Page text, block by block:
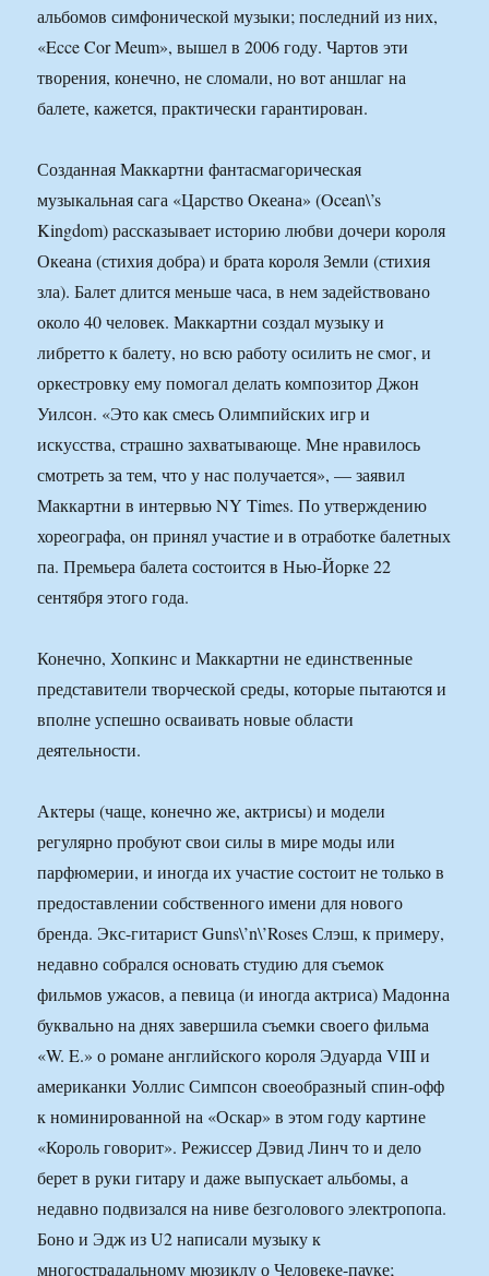
альбомов симфонической музыки; последний из них,
«Ecce Cor Meum», вышел в 2006 году. Чартов эти
творения, конечно, не сломали, но вот аншлаг на
балете, кажется, практически гарантирован.
Созданная Маккартни фантасмагорическая
музыкальная сага «Царство Океана» (Ocean\’s
Kingdom) рассказывает историю любви дочери короля
Океана (стихия добра) и брата короля Земли (стихия
зла). Балет длится меньше часа, в нем задействовано
около 40 человек. Маккартни создал музыку и
либретто к балету, но всю работу осилить не смог, и
оркестровку ему помогал делать композитор Джон
Уилсон. «Это как смесь Олимпийских игр и
искусства, страшно захватывающе. Мне нравилось
смотреть за тем, что у нас получается», — заявил
Маккартни в интервью NY Times. По утверждению
хореографа, он принял участие и в отработке балетных
па. Премьера балета состоится в Нью-Йорке 22
сентября этого года.
Конечно, Хопкинс и Маккартни не единственные
представители творческой среды, которые пытаются и
вполне успешно осваивать новые области
деятельности.
Актеры (чаще, конечно же, актрисы) и модели
регулярно пробуют свои силы в мире моды или
парфюмерии, и иногда их участие состоит не только в
предоставлении собственного имени для нового
бренда. Экс-гитарист Guns\’n\’Roses Слэш, к примеру,
недавно собрался основать студию для съемок
фильмов ужасов, а певица (и иногда актриса) Мадонна
буквально на днях завершила съемки своего фильма
«W. E.» о романе английского короля Эдуарда VIII и
американки Уоллис Симпсон своеобразный спин-офф
к номинированной на «Оскар» в этом году картине
«Король говорит». Режиссер Дэвид Линч то и дело
берет в руки гитару и даже выпускает альбомы, а
недавно подвизался на ниве безголового электропопа.
Боно и Эдж из U2 написали музыку к
многострадальному мюзиклу о Человеке-пауке;